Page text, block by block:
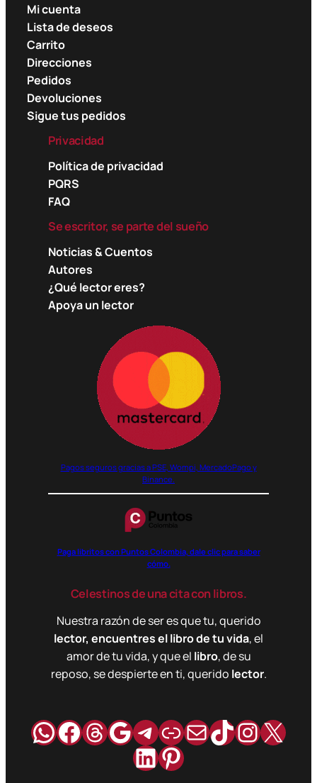
Mi cuenta
Lista de deseos
Carrito
Direcciones
Pedidos
Devoluciones
Sigue tus pedidos
Privacidad
Política de privacidad
PQRS
FAQ
Se escritor, se parte del sueño
Noticias & Cuentos
Autores
¿Qué lector eres?
Apoya un lector
Pagos seguros gracias a PSE, Wompi, MercadoPago y
Binance.
Paga libritos con Puntos Colombia, dale clic para saber
cómo.
Celestinos de una cita con libros.
Nuestra razón de ser es que tu, querido
lector, encuentres el libro de tu vida, el
amor de tu vida, y que el libro, de su
reposo, se despierte en ti, querido lector.
WhatsApp
Facebook
Hilos
Google
Telegram
Enlace
Correo
TikTok
X
LinkedIn
Pinterest